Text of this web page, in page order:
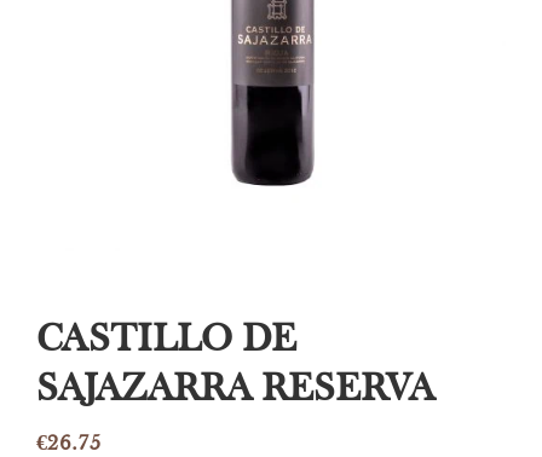
CASTILLO DE
SAJAZARRA RESERVA
€26.75